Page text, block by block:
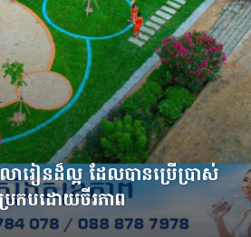
រៀនដ៏ល្អ ដែលបានប្រើប្រាស់
ប្រកបដោយចីរភាព